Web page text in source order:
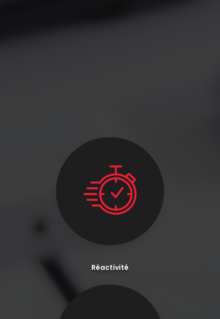
Réactivité